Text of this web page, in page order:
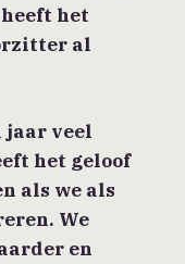
het
al
jaar veel
het geloof
als we als
We
en